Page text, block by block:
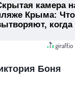
камера на
Крыма: Что
когда
Боня